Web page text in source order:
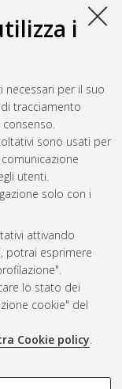
i
necessari per il suo
tracciamento
sono usati per
utenti.
solo con i
attivando
potrai esprimere
lo stato dei
cookie" del
Cookie policy.
Communication
, [Dissertation
Bologna.
informatica e
10 20:39:18 2026